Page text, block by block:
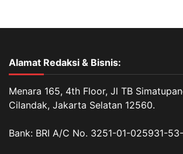
Alamat Redaksi & Bisnis:
Menara 165, 4th Floor, Jl TB
Cilandak, Jakarta Selatan 12560.
Bank: BRI A/C No. 3251-01-025931-